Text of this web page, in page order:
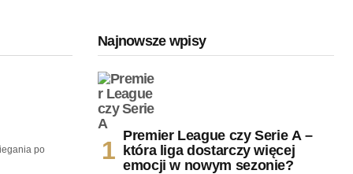
po
Najnowsze wpisy
Premier League czy Serie A –
która liga dostarczy więcej
emocji w nowym sezonie?